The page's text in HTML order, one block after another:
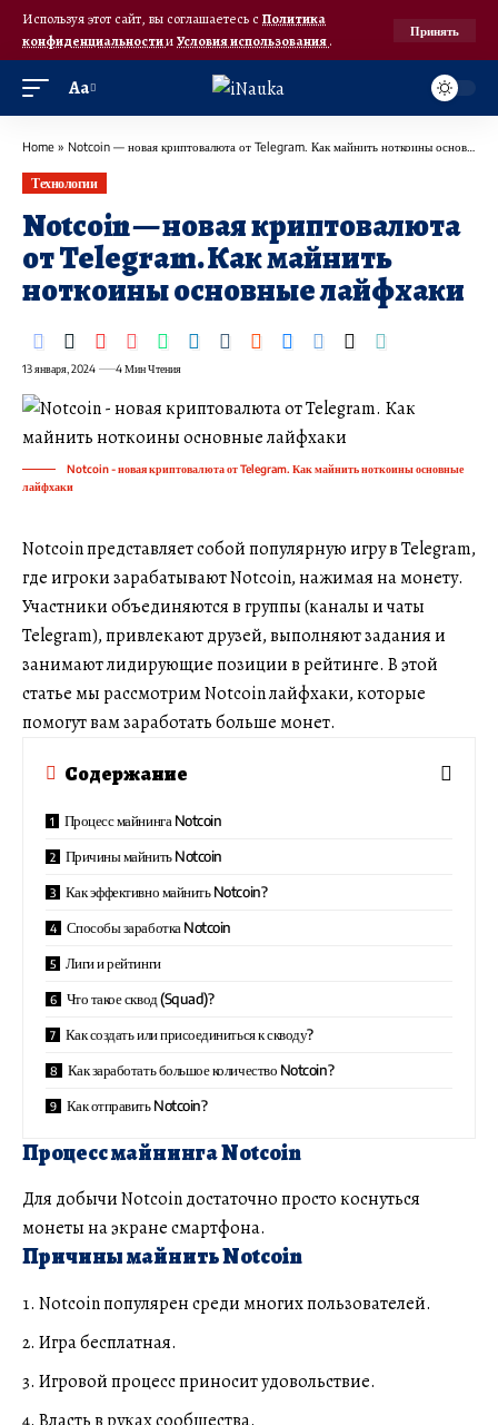
Используя этот сайт, вы соглашаетесь с Политика
конфиденциальностииУсловия использования.
Принять
Аа
Home » Notcoin — новая криптовалюта от Telegram. Как майнить ноткоины основные лайфхаки
Технологии
Notcoin — новая криптовалюта
от Telegram. Как майнить
ноткоины основные лайфхаки
13 января, 2024 4 Мин Чтения
Notcoin - новая криптовалюта от Telegram. Как майнить ноткоины основные
лайфхаки
Notcoin представляет собой популярную игру в Telegram,
где игроки зарабатывают Notcoin, нажимая на монету.
Участники объединяются в группы (каналы и чаты
Telegram), привлекают друзей, выполняют задания и
занимают лидирующие позиции в рейтинге. В этой
статье мы рассмотримNotcoin лайфхаки, которые
помогут вам заработать больше монет.
Содержание
Процесс майнинга Notcoin
Причины майнить Notcoin
Как эффективно майнить Notcoin?
Способы заработка Notcoin
Лиги и рейтинги
Что такое сквод (Squad)?
Как создать или присоединиться к скводу?
Как заработать большое количество Notcoin?
Как отправить Notcoin?
Процесс майнинга Notcoin
Для добычи Notcoin достаточно простокоснуться
монеты на экране смартфона.
Причины майнить Notcoin
Notcoin популярен среди многих пользователей.
Игра бесплатная.
Игровой процесс приносит удовольствие.
Власть в руках сообщества.